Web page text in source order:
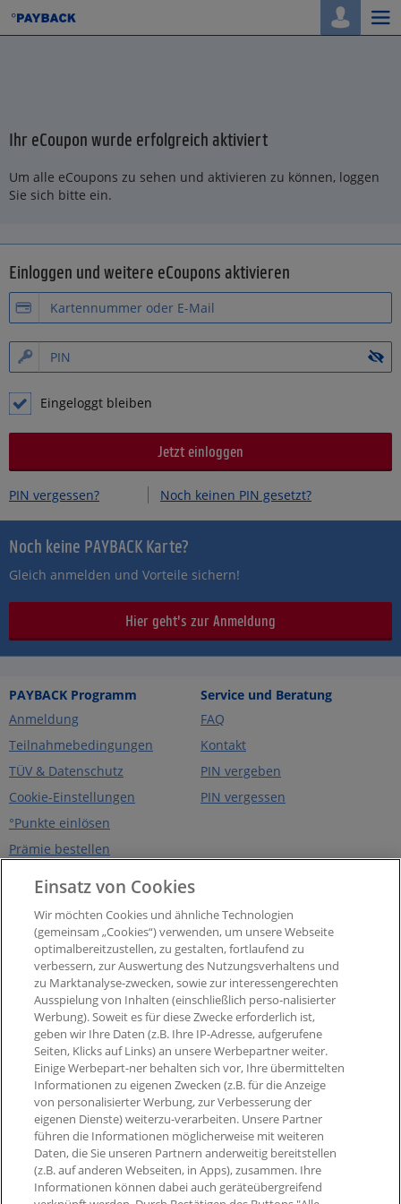
Ihr eCoupon wurde erfolgreich aktiviert
Um alle eCoupons zu sehen und aktivieren zu können, loggen
Sie sich bitte ein.
Einloggen und weitere eCoupons aktivieren
Eingeloggt bleiben
PIN vergessen? Noch keinen PIN gesetzt?
Noch keine PAYBACK Karte?
Gleich anmelden und Vorteile sichern!
Hier geht's zur Anmeldung
PAYBACK Programm
Anmeldung
Teilnahmebedingungen
TÜV & Datenschutz
Cookie-Einstellungen
°Punkte einlösen
Prämie bestellen
Service und Beratung
FAQ
Kontakt
PIN vergeben
PIN vergessen
Über PAYBACK
Presse
Impressum
Barrierefreiheit
Digitale Karte
Widerruf Nutzungsvetrag
PAYBACK App
Widerruf Teilnahmevertrag
PAYBACK Programm
Newsletter
Aktueller °Punktestand
Extra-°Punkte, Angebote &
mehr
Einsatz von Cookies
Wir möchten Cookies und ähnliche Technologien
(gemeinsam „Cookies“) verwenden, um unsere Webseite
optimalbereitzustellen, zu gestalten, fortlaufend zu
verbessern, zur Auswertung des Nutzungsverhaltens und
zu Marktanalyse-zwecken, sowie zur interessengerechten
Ausspielung von Inhalten (einschließlich perso-nalisierter
Werbung). Soweit es für diese Zwecke erforderlich ist,
geben wir Ihre Daten (z.B. Ihre IP-Adresse, aufgerufene
Seiten, Klicks auf Links) an unsere Werbepartner weiter.
Einige Werbepart-ner behalten sich vor, Ihre übermittelten
Informationen zu eigenen Zwecken (z.B. für die Anzeige
von personalisierter Werbung, zur Verbesserung der
eigenen Dienste) weiterzu-verarbeiten. Unsere Partner
führen die Informationen möglicherweise mit weiteren
Daten, die Sie unseren Partnern anderweitig bereitstellen
(z.B. auf anderen Webseiten, in Apps), zusammen. Ihre
Informationen können dabei auch geräteübergreifend